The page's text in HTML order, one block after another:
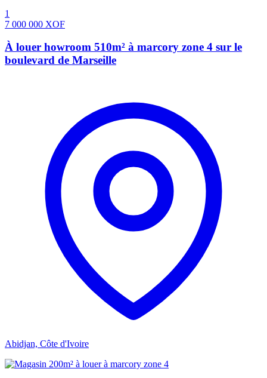
1
7 000 000 XOF
À louer howroom 510m² à marcory zone 4 sur le
boulevard de Marseille
Abidjan, Côte d'Ivoire